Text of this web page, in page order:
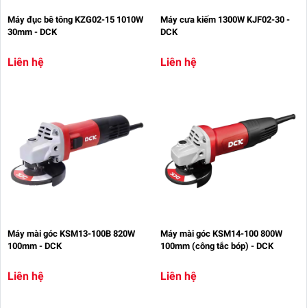
Máy đục bê tông KZG02-15 1010W
30mm - DCK
Liên hệ
Máy cưa kiếm 1300W KJF02-30 -
DCK
Liên hệ
Máy mài góc KSM13-100B 820W
100mm - DCK
Liên hệ
Máy mài góc KSM14-100 800W
100mm (công tắc bóp) - DCK
Liên hệ